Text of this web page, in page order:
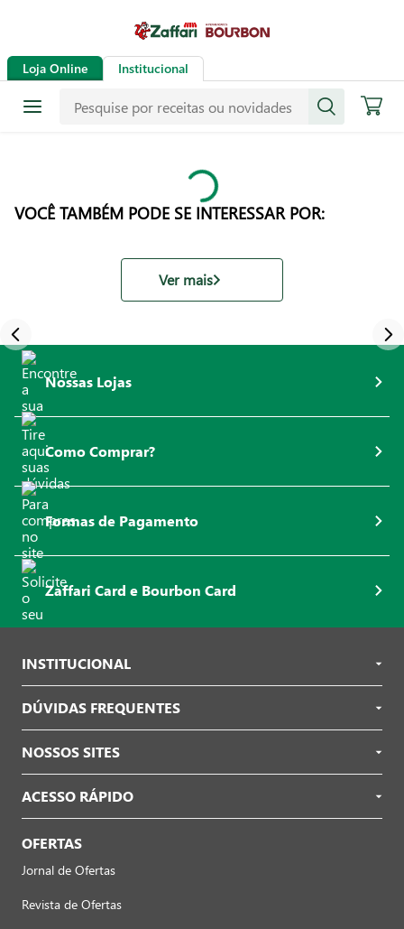
Loja Online Institucional
VOCÊ TAMBÉM PODE SE INTERESSAR POR:
Ver mais
Nossas Lojas
Como Comprar?
Formas de Pagamento
Zaffari Card e Bourbon Card
INSTITUCIONAL
DÚVIDAS FREQUENTES
NOSSOS SITES
ACESSO RÁPIDO
OFERTAS
Jornal de Ofertas
Revista de Ofertas